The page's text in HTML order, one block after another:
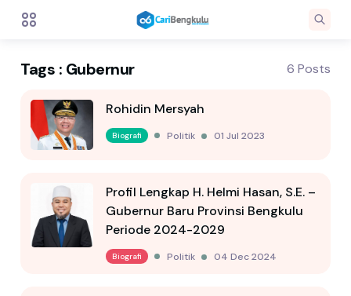
Tags : Gubernur 6 Posts
Rohidin Mersyah
Biografi Politik 01 Jul 2023
Profil Lengkap H. Helmi Hasan, S.E. –
Gubernur Baru Provinsi Bengkulu
Periode 2024-2029
Biografi Politik 04 Dec 2024